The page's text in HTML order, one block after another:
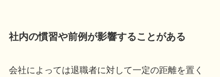
社内の慣習や前例が影響することがある
会社によっては退職者に対して一定の距離を置く